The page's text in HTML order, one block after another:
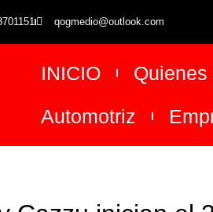
qogmedio@outlook.com
INICIO Quienes
Automotriz